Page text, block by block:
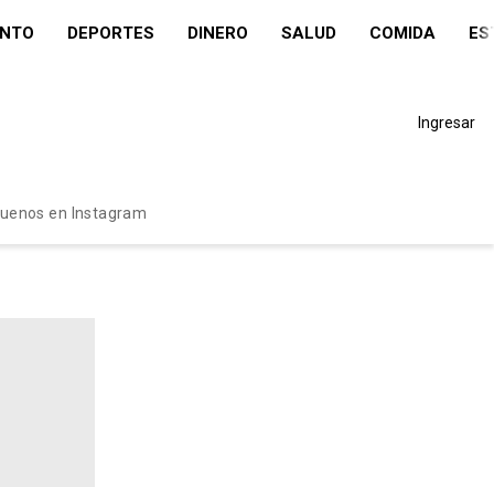
DEPORTES DINERO SALUD COMIDA
Ingresar
en Instagram